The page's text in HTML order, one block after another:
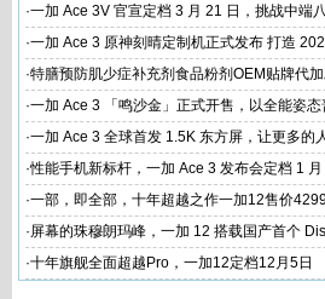
学唱响
·一加 Ace 3V 官宣定档 3 月 21 日，挑战中端
·一加 Ace 3 原神刻晴定制机正式发布 打造
定制新标杆
·特膳预防肌少症补充剂食品粉剂OEM贴牌代
家
·一加 Ace 3 「鸣沙金」正式开售，以全能姿
验
·一加 Ace 3 全球首发 1.5K 东方屏，让更多的
的屏幕
·性能手机新标杆，一加 Ace 3 发布会定档 1 月
·一部，即全部，十年超越之作一加12售价
·屏幕的珠穆朗玛峰，一加 12 搭载国产首个
+ 2K 东方屏
·十年旗舰全面超越Pro，一加12定档12月5日